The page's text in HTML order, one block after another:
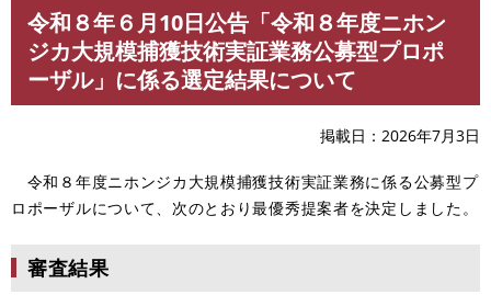
令和８年６月10日公告「令和８年度ニホン
ジカ大規模捕獲技術実証業務公募型プロポ
ーザル」に係る選定結果について
掲載日 2026年7月3日
令和８年度ニホンジカ大規模捕獲技術実証業務に係る公募型プ
ロポーザルについて、次のとおり最優秀提案者を決定しました。
審査結果